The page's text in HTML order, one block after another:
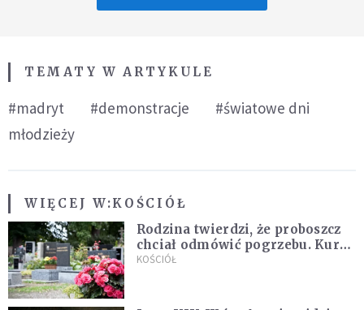
TEMATY W ARTYKULE
#madryt #demonstracje
#światowe dni
młodzieży
WIĘCEJ W:KOŚCIÓŁ
Rodzina twierdzi, że proboszcz
chciał odmówić pogrzebu. Kuria
zapowiada wyjaśnienia
KOŚCIÓŁ